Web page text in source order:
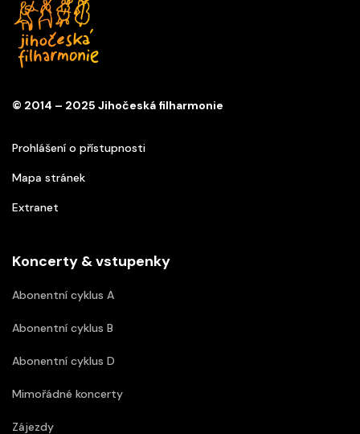
© 2014 – 2025 Jihočeská filharmonie
Prohlášení o přístupnosti
Mapa stránek
Extranet
Koncerty & vstupenky
Abonentní cyklus A
Abonentní cyklus B
Abonentní cyklus D
Mimořádné koncerty
Zájezdy